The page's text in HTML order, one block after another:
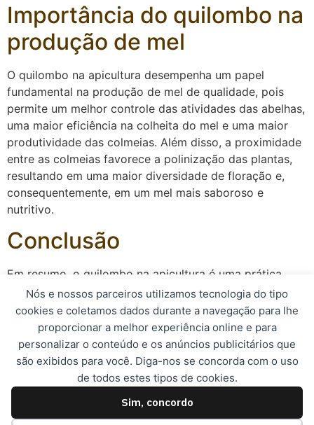
Nós e nossos parceiros utilizamos tecnologia do tipo
cookies e coletamos dados durante a navegação para lhe
proporcionar a melhor experiência online e para
personalizar o conteúdo e os anúncios publicitários que
são exibidos para você. Diga-nos se concorda com o uso
de todos estes tipos de cookies.
Sim, concordo
Importância do quilombo na
produção de mel
O quilombo na apicultura desempenha um papel
fundamental na produção de mel de qualidade, pois
permite um melhor controle das atividades das abelhas,
uma maior eficiência na colheita do mel e uma maior
produtividade das colmeias. Além disso, a proximidade
entre as colmeias favorece a polinização das plantas,
resultando em uma maior diversidade de floração e,
consequentemente, em um mel mais saboroso e
nutritivo.
Conclusão
Em resumo, o quilombo na apicultura é uma prática
essencial para os apicultores que desejam aumentar a
produtividade de suas colmeias, garantir a qualidade do
mel produzido e contribuir para a preservação das
abelhas e do meio ambiente. Portanto, é importante
investir tempo e cuidado na montagem e no manejo do
quilombo, seguindo as boas práticas da apicultura.
© 2023, Apismel. Todos os direitos reservados.